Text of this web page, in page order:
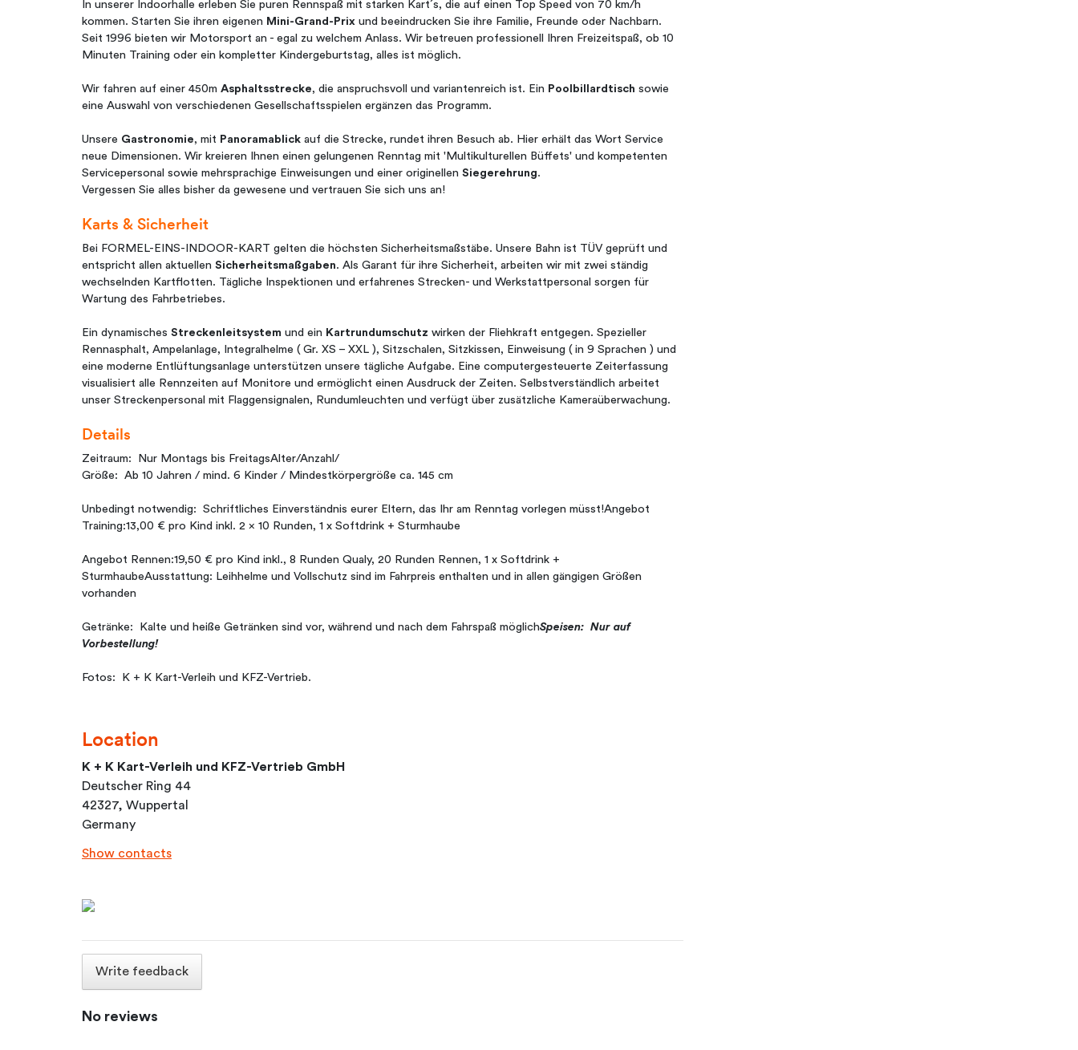
In unserer Indoorhalle erleben Sie puren Rennspaß mit starken Kart´s, die auf einen Top Speed von 70 km/h
kommen. Starten Sie ihren eigenen Mini-Grand-Prix und beeindrucken Sie ihre Familie, Freunde oder Nachbarn.
Seit 1996 bieten wir Motorsport an - egal zu welchem Anlass. Wir betreuen professionell Ihren Freizeitspaß, ob 10
Minuten Training oder ein kompletter Kindergeburtstag, alles ist möglich.
Wir fahren auf einer 450m Asphaltsstrecke, die anspruchsvoll und variantenreich ist. Ein Poolbillardtisch sowie
eine Auswahl von verschiedenen Gesellschaftsspielen ergänzen das Programm.
Unsere Gastronomie, mit Panoramablick auf die Strecke, rundet ihren Besuch ab. Hier erhält das Wort Service
neue Dimensionen. Wir kreieren Ihnen einen gelungenen Renntag mit 'Multikulturellen Büffets' und kompetenten
Servicepersonal sowie mehrsprachige Einweisungen und einer originellen Siegerehrung.
Vergessen Sie alles bisher da gewesene und vertrauen Sie sich uns an!
Karts & Sicherheit
Bei FORMEL-EINS-INDOOR-KART gelten die höchsten Sicherheitsmaßstäbe. Unsere Bahn ist TÜV geprüft und
entspricht allen aktuellen Sicherheitsmaßgaben. Als Garant für ihre Sicherheit, arbeiten wir mit zwei ständig
wechselnden Kartflotten. Tägliche Inspektionen und erfahrenes Strecken- und Werkstattpersonal sorgen für
Wartung des Fahrbetriebes.
Ein dynamisches Streckenleitsystem und ein Kartrundumschutz wirken der Fliehkraft entgegen. Spezieller
Rennasphalt, Ampelanlage, Integralhelme ( Gr. XS – XXL ), Sitzschalen, Sitzkissen, Einweisung ( in 9 Sprachen ) und
eine moderne Entlüftungsanlage unterstützen unsere tägliche Aufgabe. Eine computergesteuerte Zeiterfassung
visualisiert alle Rennzeiten auf Monitore und ermöglicht einen Ausdruck der Zeiten. Selbstverständlich arbeitet
unser Streckenpersonal mit Flaggensignalen, Rundumleuchten und verfügt über zusätzliche Kameraüberwachung.
Details
Zeitraum: Nur Montags bis FreitagsAlter/Anzahl/
Größe: Ab 10 Jahren / mind. 6 Kinder / Mindestkörpergröße ca. 145 cm
Unbedingt notwendig: Schriftliches Einverständnis eurer Eltern, das Ihr am Renntag vorlegen müsst!Angebot
Training:13,00 € pro Kind inkl. 2 x 10 Runden, 1 x Softdrink + Sturmhaube
Angebot Rennen:19,50 € pro Kind inkl., 8 Runden Qualy, 20 Runden Rennen, 1 x Softdrink +
SturmhaubeAusstattung: Leihhelme und Vollschutz sind im Fahrpreis enthalten und in allen gängigen Größen
vorhanden
Getränke: Kalte und heiße Getränken sind vor, während und nach dem Fahrspaß möglichSpeisen: Nur auf
Vorbestellung!
Fotos: K + K Kart-Verleih und KFZ-Vertrieb.
Location
K + K Kart-Verleih und KFZ-Vertrieb GmbH
Deutscher Ring 44
42327, Wuppertal
Germany
Show contacts
Write feedback
No reviews